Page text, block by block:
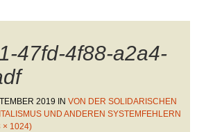
47fd-4f88-a2a4-
2019 IN VON DER SOLIDARISCHEN
UND ANDEREN SYSTEMFEHLERN
× 1024)